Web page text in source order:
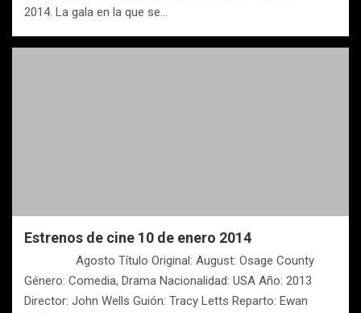
2014. La gala en la que se…
Estrenos de cine 10 de enero 2014
Agosto Título Original: August: Osage County
Género: Comedia, Drama Nacionalidad: USA Año: 2013
Director: John Wells Guión: Tracy Letts Reparto: Ewan